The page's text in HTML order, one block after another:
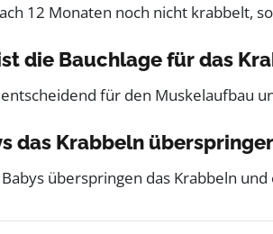
12 Monaten noch nicht krabbelt,
die Bauchlage für das
für den Muskelaufbau
das Krabbeln
Babys überspringen das Krabbeln